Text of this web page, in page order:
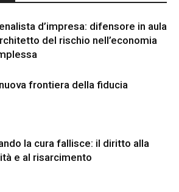
d’impresa: difensore in aula
del rischio nell’economia
frontiera della fiducia
la cura fallisce: il diritto alla
e al risarcimento